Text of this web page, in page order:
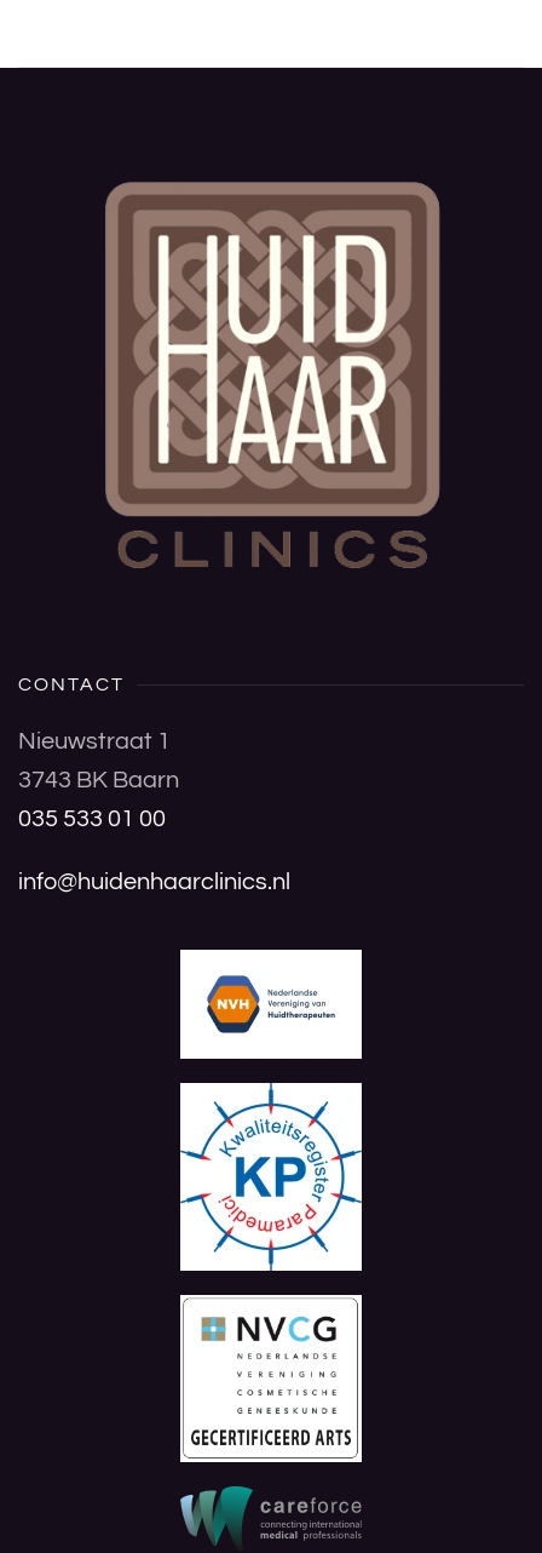
CONTACT
Nieuwstraat 1
3743 BK Baarn
035 533 01 00
info@huidenhaarclinics.nl